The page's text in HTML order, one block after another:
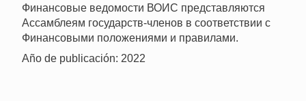
Финансовые ведомости ВОИС представляются
Ассамблеям государств-членов в соответствии с
Финансовыми положениями и правилами.
Año de publicación: 2022